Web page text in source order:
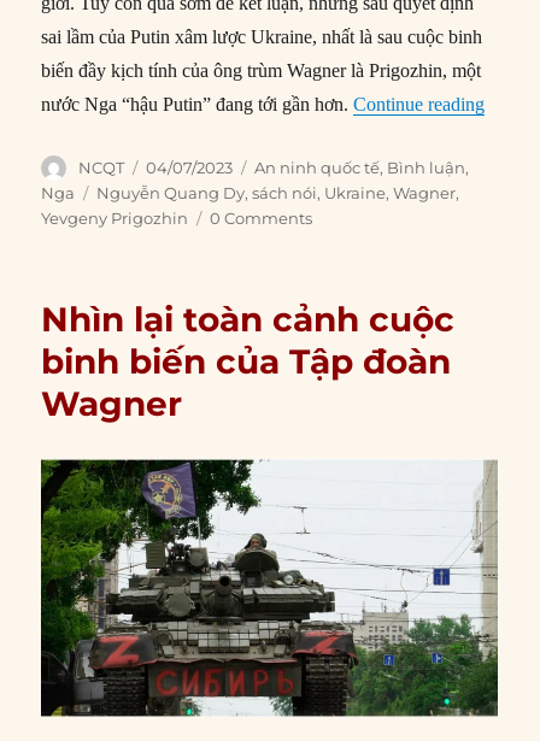
sai lầm của Putin xâm lược Ukraine, nhất là sau cuộc binh
biến đầy kịch tính của ông trùm Wagner là Prigozhin, một
nước Nga “hậu Putin” đang tới gần hơn.Continue reading“Nước
Author
NCQT
Posted
on
04/07/2023 Categories
An ninh quốc tế, Bình luận,
Nga
Tags
Nguyễn Quang Dy,sách nói, Ukraine,Wagner,
Yevgeny Prigozhin
0 Comments
Nhìn lại toàn cảnh cuộc
binh biến của Tập đoàn
Wagner